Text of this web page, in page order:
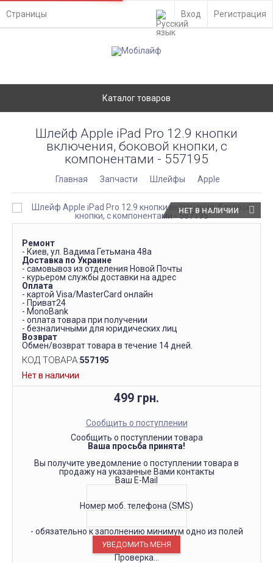
Страницы Вход Регистрация
Каталог товаров
Шлейф Apple iPad Pro 12.9 кнопки
включения, боковой кнопки, с
компонентами - 557195
Главная Запчасти Шлейфы Apple
НЕТ В НАЛИЧИИ
Ремонт
- Киев, ул. Вадима Гетьмана 48а
Доставка по Украине
- самовывоз из отделения Новой Почты
- курьером службы доставки на адрес
Оплата
- картой Visa/MasterCard онлайн
- Приват24
- MonoBank
- оплата товара при получении
- безналичными для юридических лиц
Возврат
Обмен/возврат товара в течение 14 дней.
КОД ТОВАРА:557195
Нет в наличии
499 грн.
Сообщить о поступлении
Сообщить о поступлении товара
Ваша просьба принята!
Вы получите уведомление о поступлении товара в
продажу на указанные Вами контакты
Ваш E-Mail
Номер моб. телефона (SMS)
- обязательно к заполнению минимум одно из полей
Проверка...